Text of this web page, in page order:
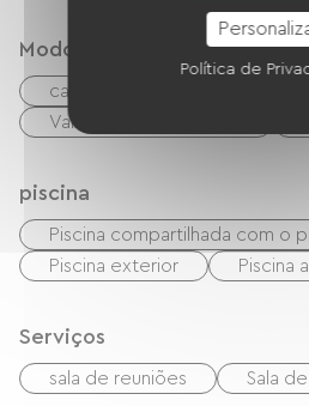
Modos de paiement
cartão do banco
Vales de férias (ANCV)
piscina
Piscina compartilhada com o
Piscina exterior
Piscina
Serviços
sala de reuniões Sala
Política de